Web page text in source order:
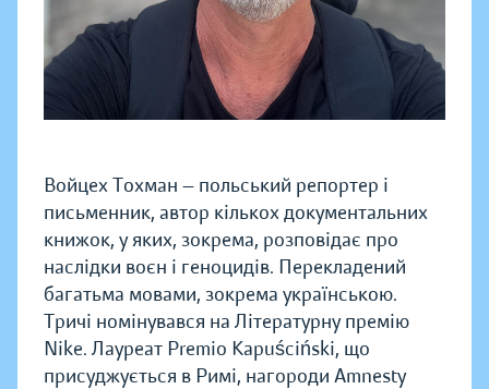
Войцех Тохман — польський репортер і
письменник, автор кількох документальних
книжок, у яких, зокрема, розповідає про
наслідки воєн і геноцидів. Перекладений
багатьма мовами, зокрема українською.
Тричі номінувався на Літературну премію
Nike. Лауреат Premio Kapuściński, що
присуджується в Римі, нагороди Amnesty